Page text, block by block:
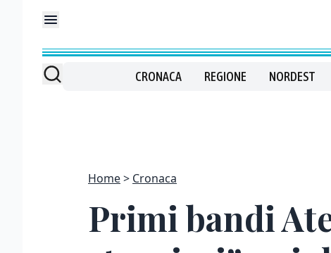
CRONACA REGIONE NORDEST
Home Cronaca
Primi bandi